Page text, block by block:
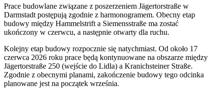
Prace budowlane związane z poszerzeniem Jägertorstraße w
Darmstadt postępują zgodnie z harmonogramem. Obecny etap
budowy między Hammelstrift a Siemensstraße ma zostać
ukończony w czerwcu, a następnie otwarty dla ruchu.
Kolejny etap budowy rozpocznie się natychmiast. Od około 17
czerwca 2026 roku prace będą kontynuowane na obszarze między
Jägertorstraße 250 (wejście do Lidla) a Kranichsteiner Straße.
Zgodnie z obecnymi planami, zakończenie budowy tego odcinka
planowane jest na początek września.